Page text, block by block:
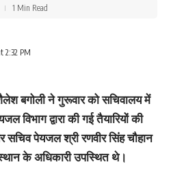
2:32 PM
1 Min Read
बगोली ने गुरूवार को सचिवालय में
विभाग द्वारा की गई तैयारियों की
सचिव पेयजल श्री रणवीर सिंह चौहान
के अधिकारी उपस्थित थे।